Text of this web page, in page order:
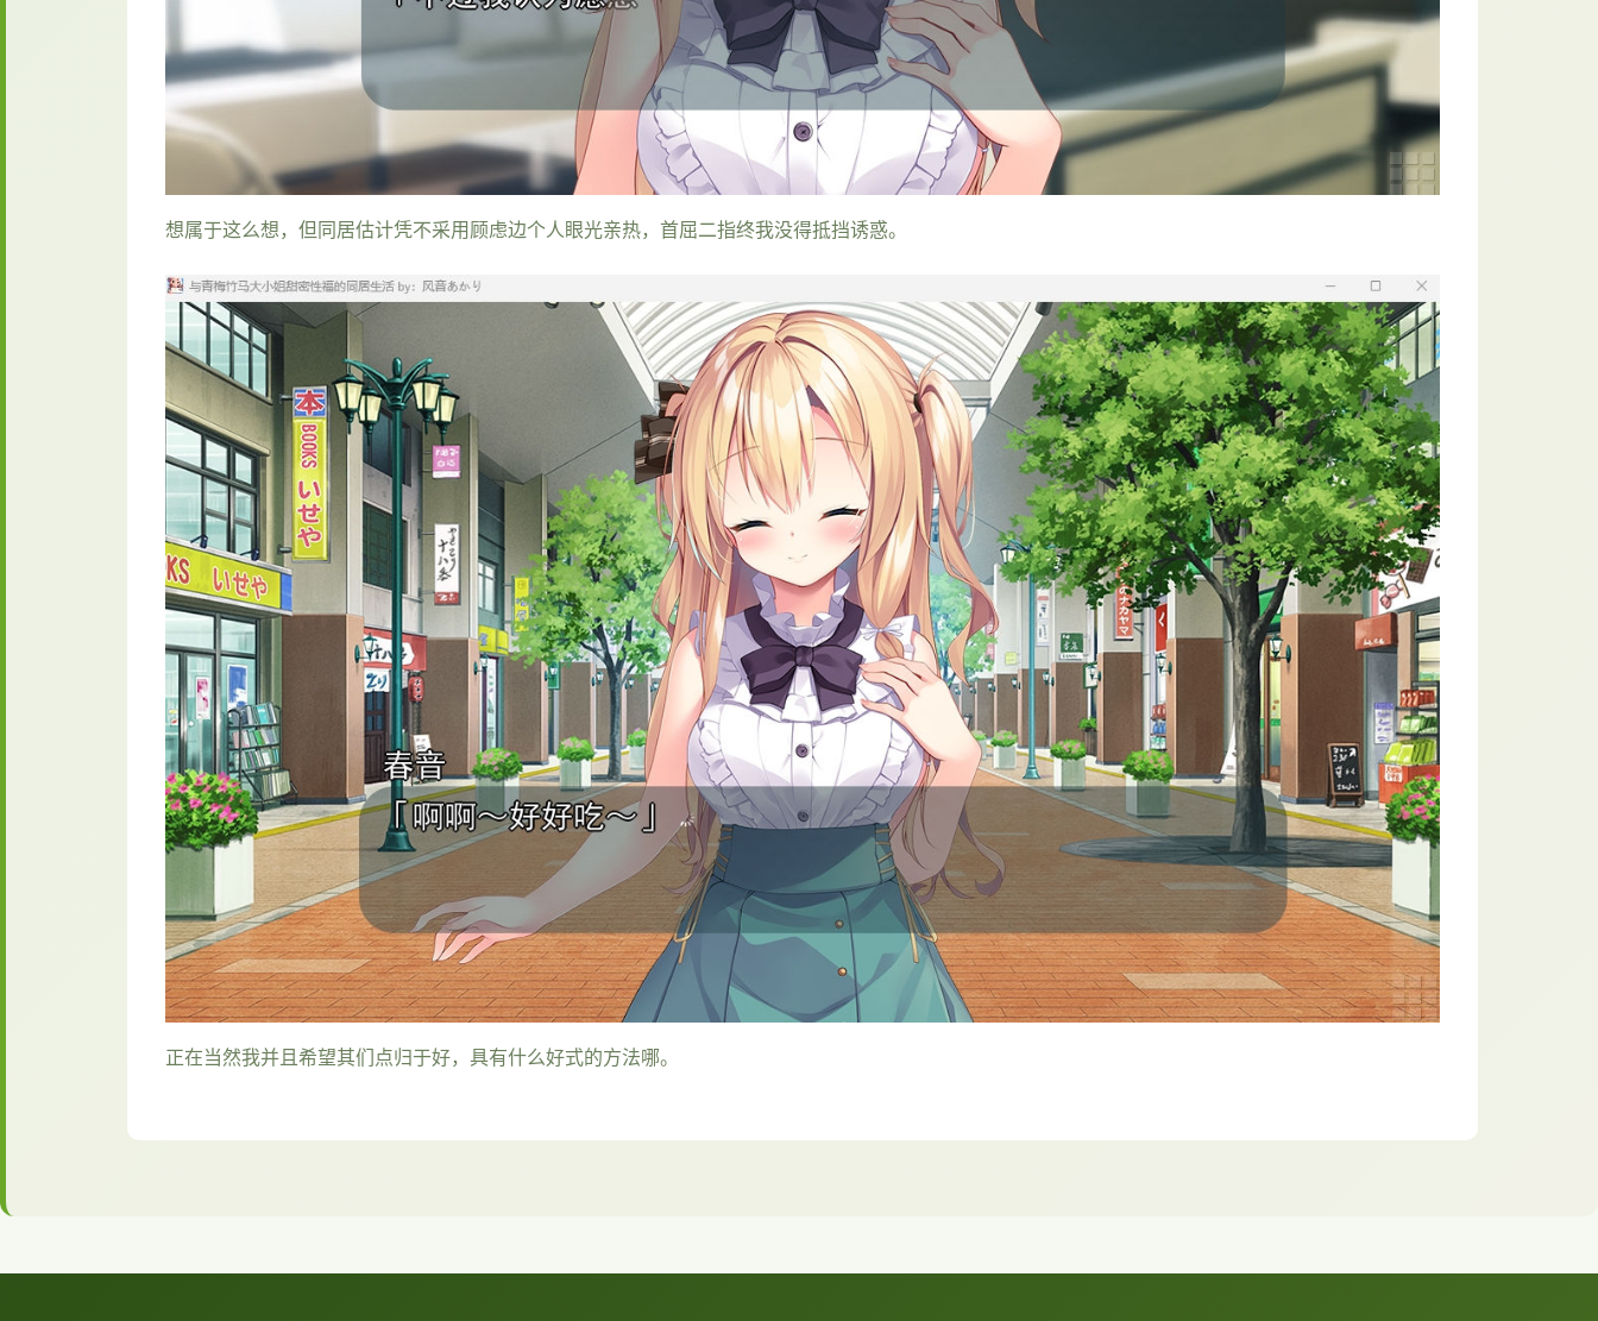
想属于这么想，但同居估计凭不采用顾虑边个人眼光亲热，首屈二指终我没得抵挡诱惑。
正在当然我并且希望其们点归于好，具有什么好式的方法哪。